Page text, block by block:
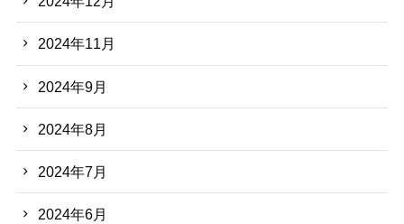
2024年11月
2024年9月
2024年8月
2024年7月
2024年6月